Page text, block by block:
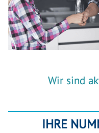
Wir sind
IHRE